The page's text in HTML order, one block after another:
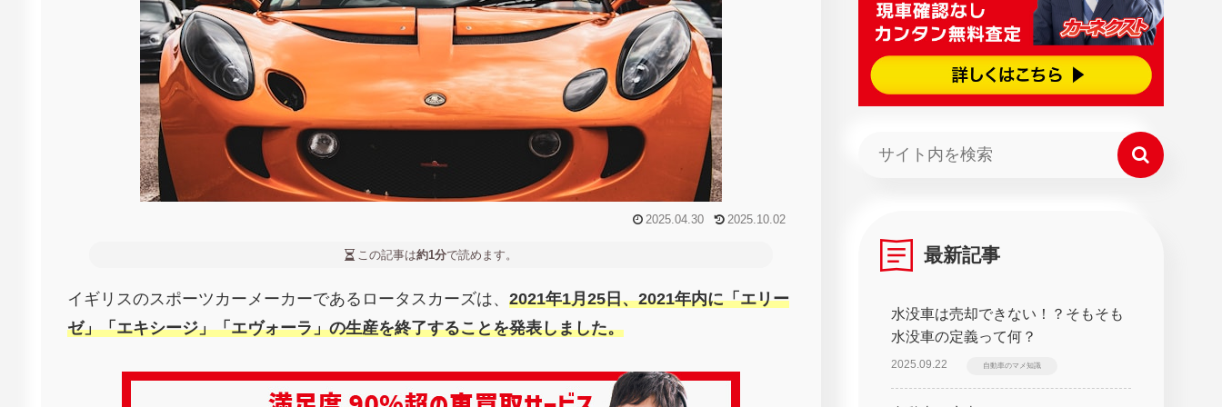
2025.04.30 2025.10.02
この記事は約1分で読めます。
イギリスのスポーツカーメーカーであるロータスカーズは、 2021年1月25日、2021年内に「エリー
ゼ」「エキシージ」「エヴォーラ」の生産を終了することを発表しました。
最新記事
水没車は売却できない！？そもそも
水没車の定義って何？
2025.09.22 自動車のマメ知識